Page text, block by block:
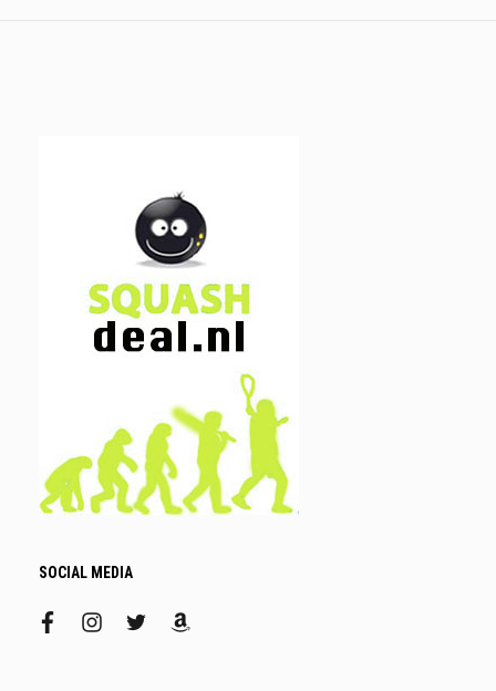
SOCIAL MEDIA
facebookinstagram
twitteramazon